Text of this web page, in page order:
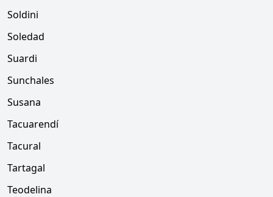
Soldini
Soledad
Suardi
Sunchales
Susana
Tacuarendí
Tacural
Tartagal
Teodelina